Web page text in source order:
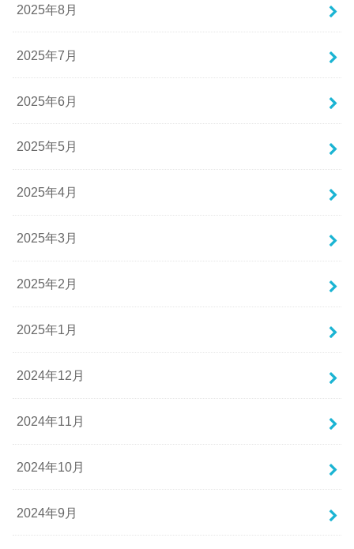
2025年8月
2025年7月
2025年6月
2025年5月
2025年4月
2025年3月
2025年2月
2025年1月
2024年12月
2024年11月
2024年10月
2024年9月